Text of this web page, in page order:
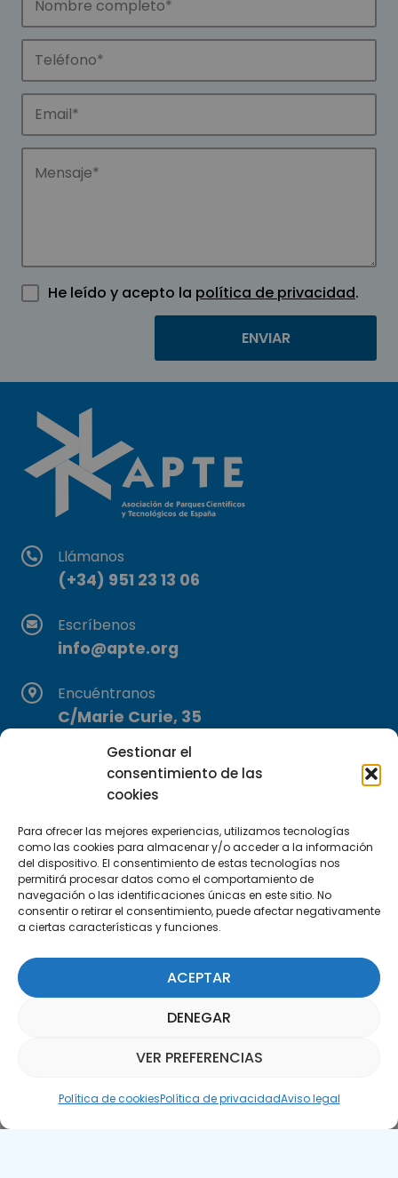
Gestionar el
consentimiento de las
cookies
Para ofrecer las mejores experiencias, utilizamos tecnologías
como las cookies para almacenar y/o acceder a la información
del dispositivo. El consentimiento de estas tecnologías nos
permitirá procesar datos como el comportamiento de
navegación o las identificaciones únicas en este sitio. No
consentir o retirar el consentimiento, puede afectar negativamente
a ciertas características y funciones.
ACEPTAR
DENEGAR
VER PREFERENCIAS
Política de cookiesPolítica de privacidadAviso legal
He leído y acepto la política de privacidad.
Llámanos
(+34) 951 23 13 06
Escríbenos
info@apte.org
Encuéntranos
C/Marie Curie, 35
29590 Campanillas, Málaga
Suscríbete a nuestra Newsletter
SUSCRÍBETE AQUÍ